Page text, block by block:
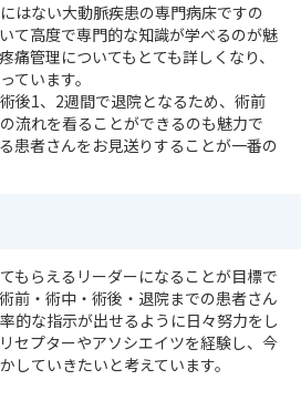
はない大動脈疾患の専門病床ですの
て高度で専門的な知識が学べるのが魅
痛管理についてもとても詳しくなり、
ています。
後1、2週間で退院となるため、術前
流れを看ることができるのも魅力で
患者さんをお見送りすることが一番の
もらえるリーダーになることが目標で
前・術中・術後・退院までの患者さん
的な指示が出せるように日々努力をし
セプターやアソシエイツを経験し、今
していきたいと考えています。